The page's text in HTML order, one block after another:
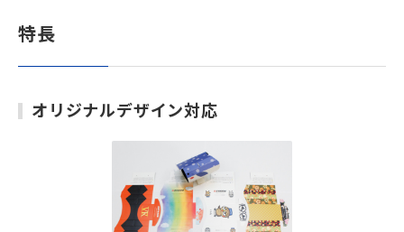
特長
オリジナルデザイン対応